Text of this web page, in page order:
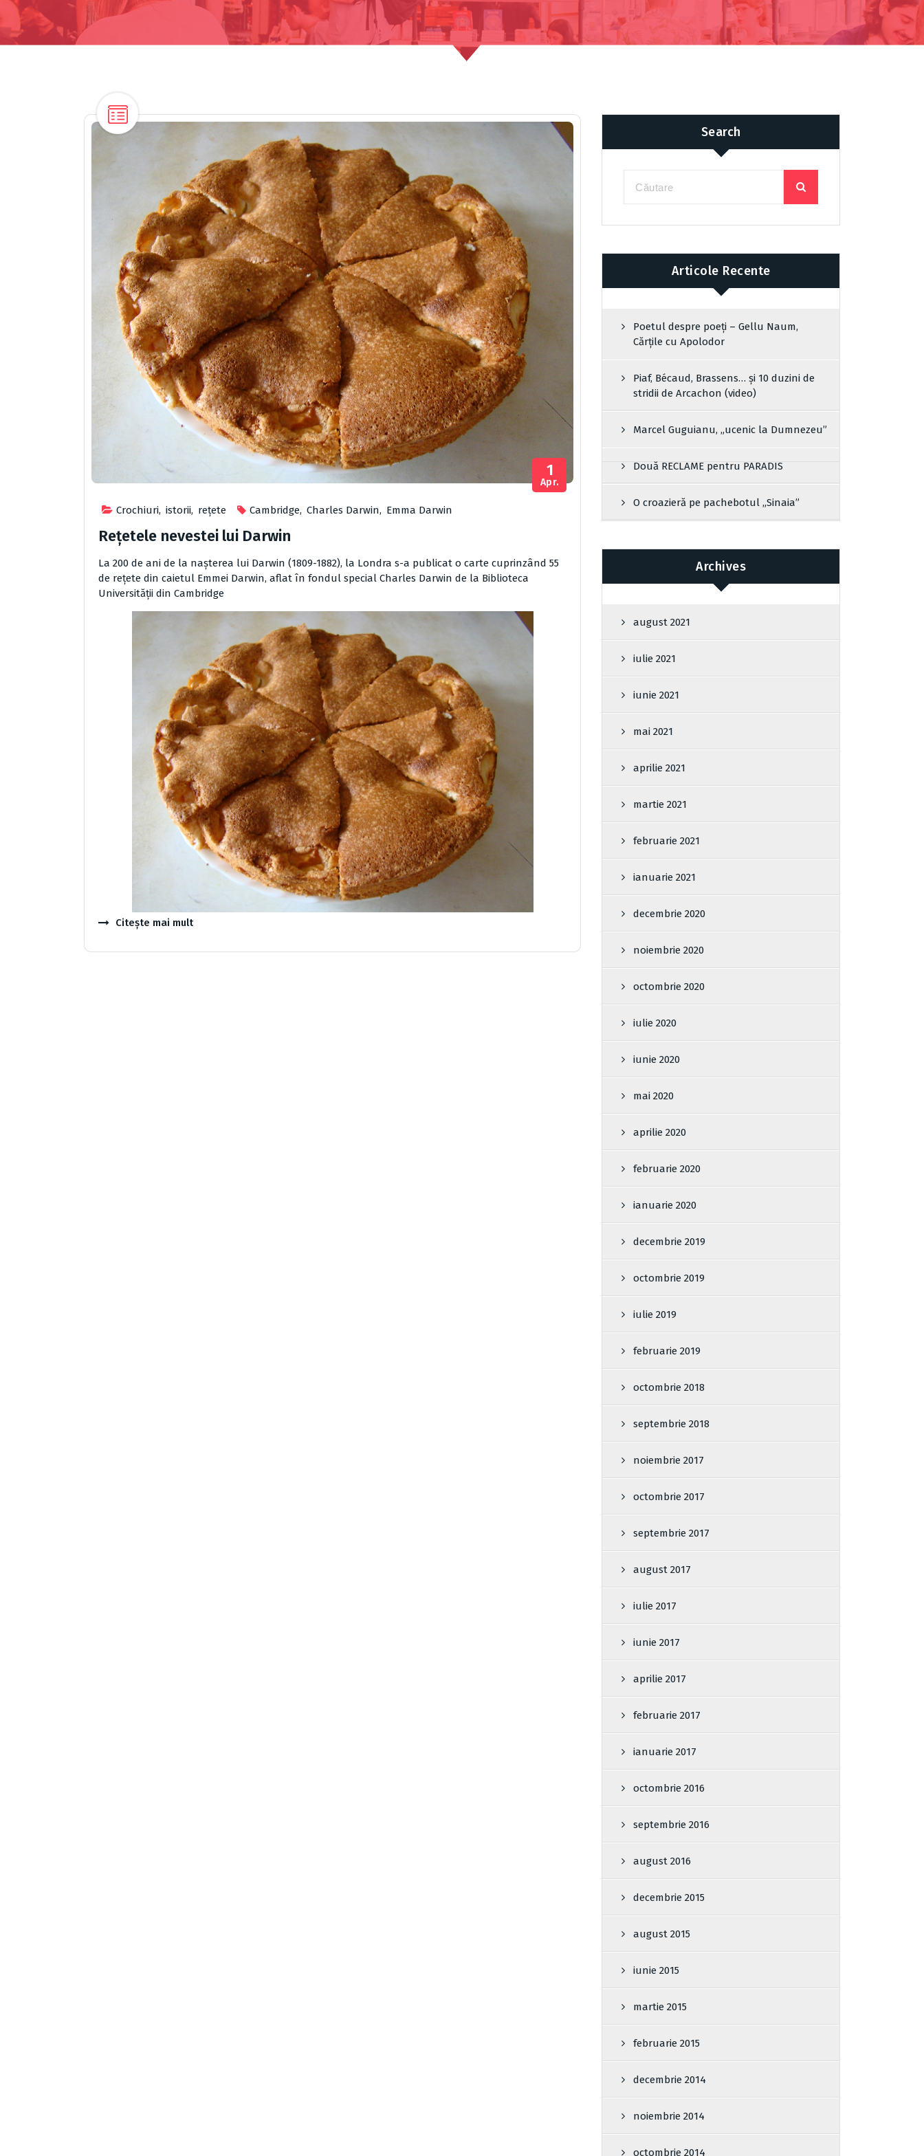
Crochiuri, istorii, reţete Cambridge, Charles Darwin, Emma Darwin
1
Apr.
Rețetele nevestei lui Darwin
La 200 de ani de la naşterea lui Darwin (1809-1882), la Londra s-a publicat o carte cuprinzând 55
de reţete din caietul Emmei Darwin, aflat în fondul special Charles Darwin de la Biblioteca
Universităţii din Cambridge
Citește mai mult
Search
Articole Recente
Poetul despre poeți – Gellu Naum,
Cărțile cu Apolodor
Piaf, Bécaud, Brassens… și 10 duzini de
stridii de Arcachon (video)
Marcel Guguianu, „ucenic la Dumnezeu”
Două RECLAME pentru PARADIS
O croazieră pe pachebotul „Sinaia”
Archives
august 2021
iulie 2021
iunie 2021
mai 2021
aprilie 2021
martie 2021
februarie 2021
ianuarie 2021
decembrie 2020
noiembrie 2020
octombrie 2020
iulie 2020
iunie 2020
mai 2020
aprilie 2020
februarie 2020
ianuarie 2020
decembrie 2019
octombrie 2019
iulie 2019
februarie 2019
octombrie 2018
septembrie 2018
noiembrie 2017
octombrie 2017
septembrie 2017
august 2017
iulie 2017
iunie 2017
aprilie 2017
februarie 2017
ianuarie 2017
octombrie 2016
septembrie 2016
august 2016
decembrie 2015
august 2015
iunie 2015
martie 2015
februarie 2015
decembrie 2014
noiembrie 2014
octombrie 2014